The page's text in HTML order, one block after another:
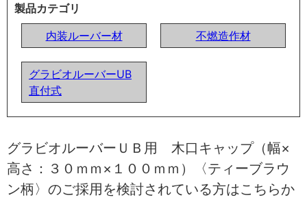
製品カテゴリ
内装ルーバー材
不燃造作材
グラビオルーバーUB
直付式
グラビオルーバーＵＢ用 木口キャップ（幅×
高さ：３０ｍｍ×１００ｍｍ）〈ティーブラウ
ン柄〉のご採用を検討されている方はこちらか